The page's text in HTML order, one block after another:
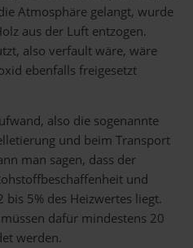
Atmosphäre gelangt, wurde
aus der Luft entzogen.
also verfault wäre, wäre
ebenfalls freigesetzt
also die sogenannte
und beim Transport
man sagen, dass der
und
5% des Heizwertes liegt.
dafür mindestens 20
werden.